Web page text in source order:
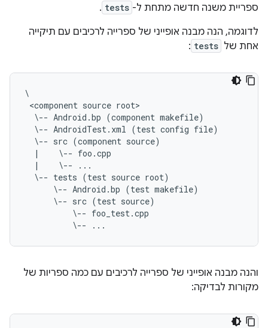
ספריית משנה חדשה מתחת ל- tests
.
לדוגמה, הנה מבנה אופייני של ספרייה לרכיבים עם תיקייה
אחת של tests
:
\
<component source root>
  \-- Android.bp (component makefile)
  \-- AndroidTest.xml (test config file)
  \-- src (component source)
  |    \-- foo.cpp
  |    \-- ...
  \-- tests (test source root)
      \-- Android.bp (test makefile)
      \-- src (test source)
          \-- foo_test.cpp
          \-- ...
והנה מבנה אופייני של ספרייה לרכיבים עם כמה ספריות של
מקורות לבדיקה: